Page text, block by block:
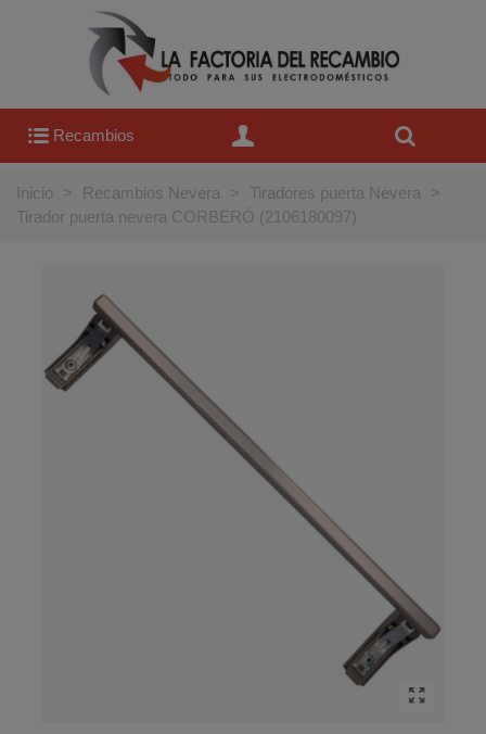
Recambios
Inicio > Recambios Nevera > Tiradores puerta Nevera
>
Tirador puerta nevera CORBERÓ (2106180097)